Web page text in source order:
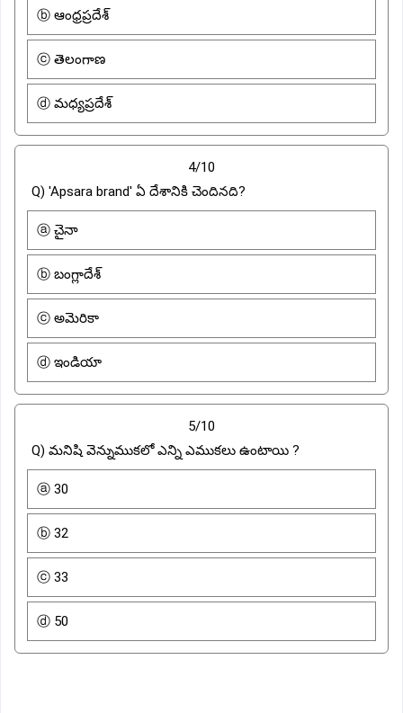
ⓑ ఆంధ్రప్రదేశ్
ⓒ తెలంగాణ
ⓓ మధ్యప్రదేశ్
4/10
Q) 'Apsara brand' ఏ దేశానికి చెందినది?
ⓐ చైనా
ⓑ బంగ్లాదేశ్
ⓒ అమెరికా
ⓓ ఇండియా
5/10
Q) మనిషి వెన్నుముకలో ఎన్ని ఎముకలు ఉంటాయి ?
ⓐ 30
ⓑ 32
ⓒ 33
ⓓ 50